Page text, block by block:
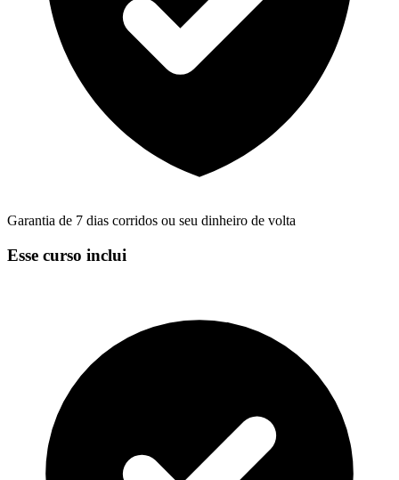
Garantia de 7 dias corridos ou seu dinheiro de volta
Esse curso inclui